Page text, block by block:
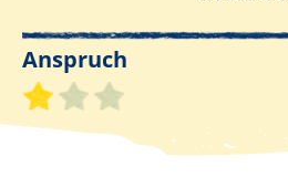
Anspruch
Schwierigkeitsgrad 1 von 3